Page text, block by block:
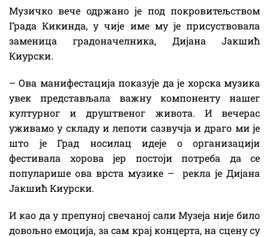
Музичко вече одржано је под покровитељством
Града Кикинда, у чије име му је присуствовала
заменица градоначелника, Дијана Јакшић
Киурски.
– Ова манифестација показује да је хорска музика
увек представљала важну компоненту нашег
културног и друштвеног живота. И вечерас
уживамо у складу и лепоти сазвучја и драго ми је
што је Град носилац идеје о организацији
фестивала хорова јер постоји потреба да се
популарише ова врста музике – рекла је Дијана
Јакшић Киурски.
И као да у препуној свечаној сали Музеја није било
довољно емоција, за сам крај концерта, на сцену су